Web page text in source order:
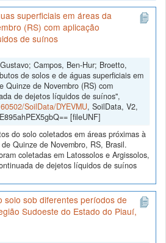
superficiais em áreas da
(RS) com aplicação
de suínos
Campos, Ben-Hur; Broetto,
de solos e de águas superficiais em
Quinze de Novembro (RS) com
de dejetos líquidos de suínos",
SoilData/DYEVMU, SoilData, V2,
[fileUNF]
do solo coletados em áreas próximas à
Quinze de Novembro, RS, Brasil.
coletadas em Latossolos e Argissolos,
de dejetos líquidos de suínos
solo sob diferentes períodos de
Sudoeste do Estado do Piauí,